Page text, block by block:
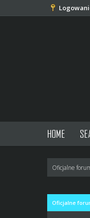
HOME
Oficjalne
Oficjalne